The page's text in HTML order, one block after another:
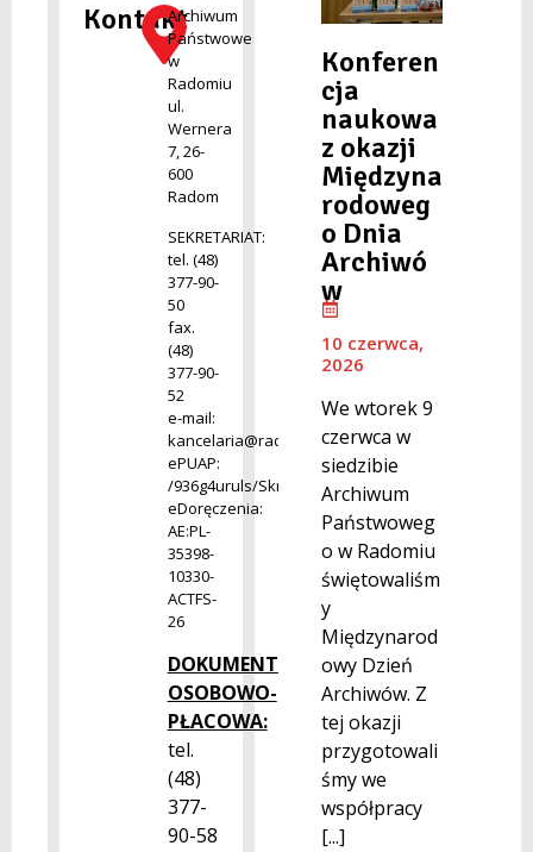
KontaktArchiwum
Państwowe
w
Radomiu
ul.
Wernera
7, 26-
600
Radom
SEKRETARIAT:
tel. (48)
377-90-
50
fax.
(48)
377-90-
52
e-mail:
kancelaria@radom.archiwa.gov.pl
ePUAP:
/936g4uruls/SkrytkaESP
eDoręczenia:
AE:PL-
35398-
10330-
ACTFS-
26
DOKUMENTACJA
OSOBOWO-
PŁACOWA:
tel.
(48)
377-
90-58
Konferen
cja
naukowa
z okazji
Międzyna
rodoweg
o Dnia
Archiwó
w
10 czerwca,
2026
We wtorek 9
czerwca w
siedzibie
Archiwum
Państwoweg
o w Radomiu
świętowaliśm
y
Międzynarod
owy Dzień
Archiwów. Z
tej okazji
przygotowali
śmy we
współpracy
[...]